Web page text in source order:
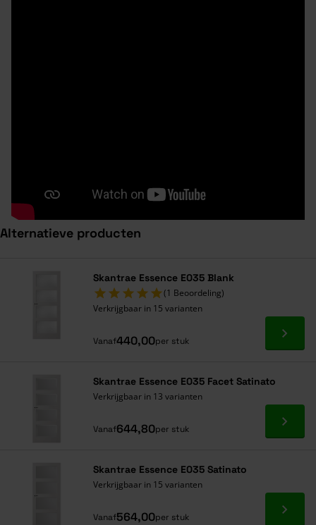
Alternatieve producten
Skantrae Essence E035 Blank
(1 Beoordeling)
Verkrijgbaar in 15 varianten
Vanaf440,00per stuk Ga
Skantrae Essence E035 Facet Satinato
Verkrijgbaar in 13 varianten
Vanaf644,80per stuk Ga
Skantrae Essence E035 Satinato
Verkrijgbaar in 15 varianten
Vanaf564,00per stuk Ga